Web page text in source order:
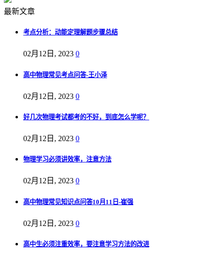
最新文章
考点分析：动能定理解题步骤总结
02月12日, 2023 0
高中物理常见考点问答-王小泽
02月12日, 2023 0
好几次物理考试都考的不好，到底怎么学呢？
02月12日, 2023 0
物理学习必须讲效率，注意方法
02月12日, 2023 0
高中物理常见知识点问答10月11日-崔强
02月12日, 2023 0
高中生必须注重效率，要注意学习方法的改进